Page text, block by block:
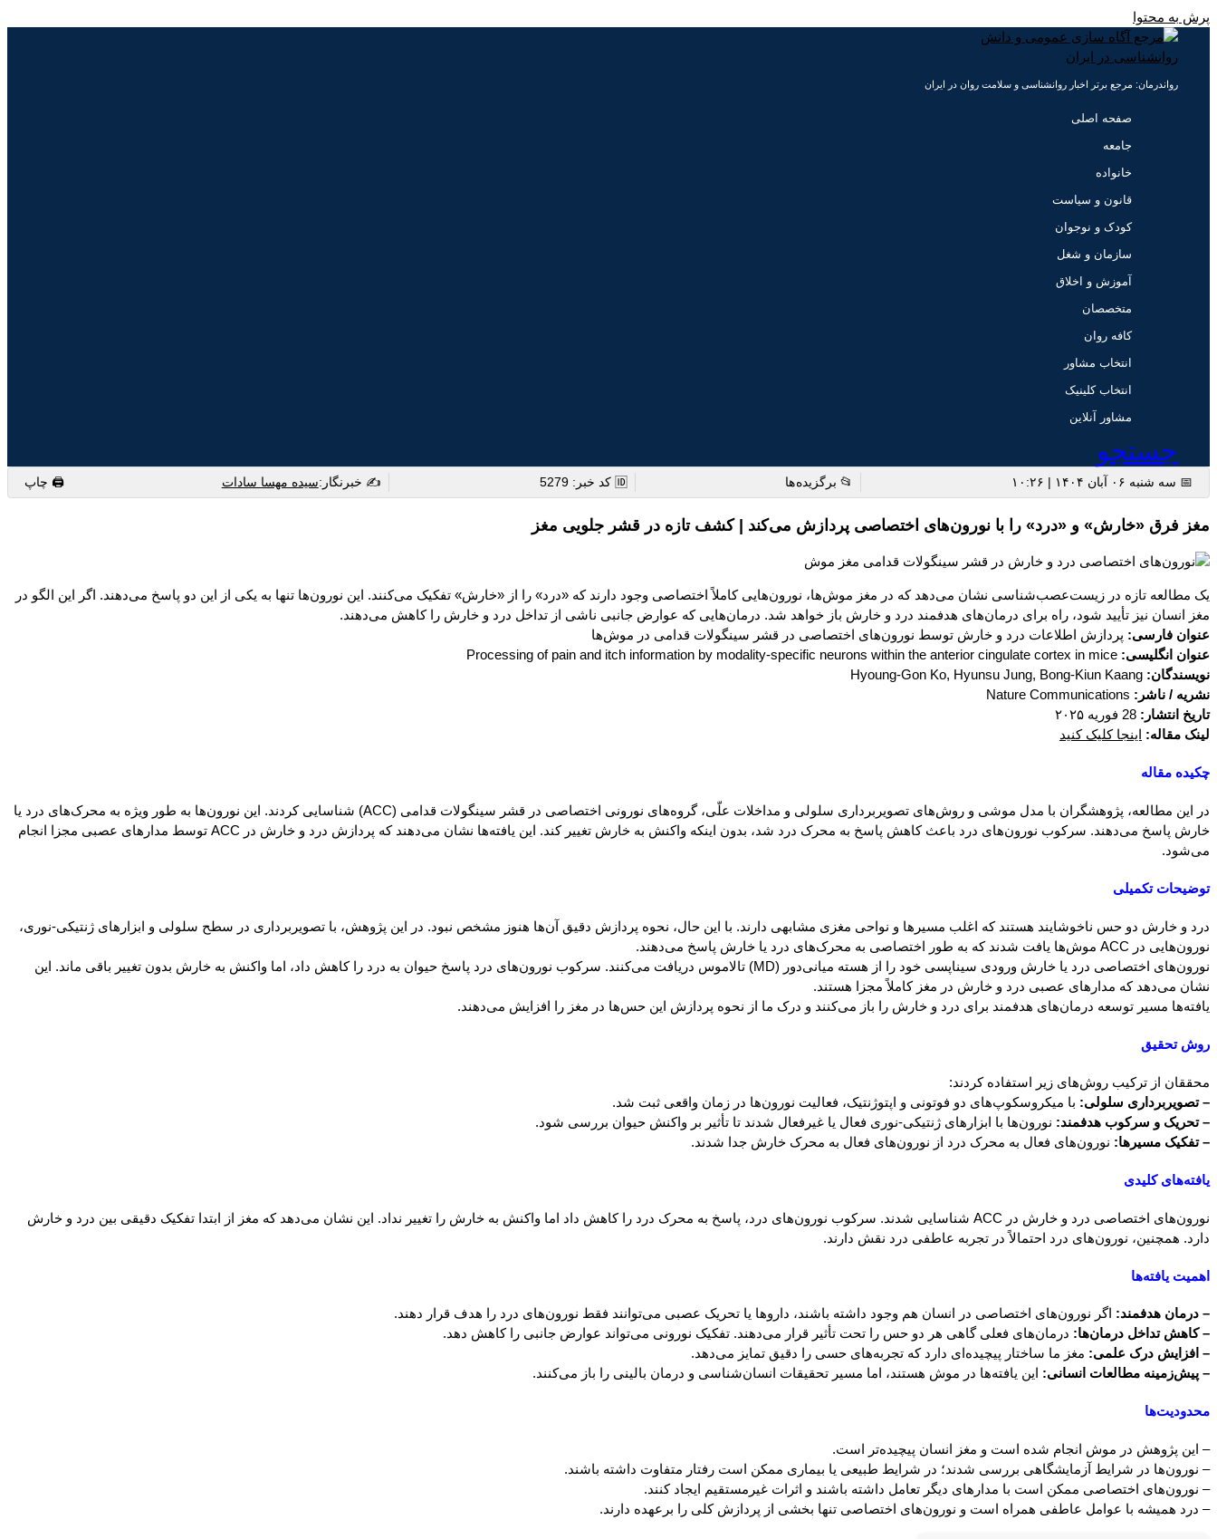
پرش به محتوا
رواندرمان: مرجع برتر اخبار روانشناسی و سلامت روان در ایران
صفحه اصلی
جامعه
خانواده
قانون و سیاست
کودک و نوجوان
سازمان و شغل
آموزش و اخلاق
متخصصان
کافه روان
انتخاب مشاور
انتخاب کلینیک
مشاور آنلاین
جستجو
📅 سه شنبه ۰۶ آبان ۱۴۰۴ | ۱۰:۲۶ 📂 برگزیده ها 🆔 کد خبر: 5279 ✍️ خبرنگار:سیده مهسا سادات 🖨 چاپ
مغز فرق «خارش» و «درد» را با نورون‌های اختصاصی پردازش می‌کند | کشف تازه در قشر جلویی مغز
یک مطالعه تازه در زیست‌عصب‌شناسی نشان می‌دهد که در مغز موش‌ها، نورون‌هایی کاملاً اختصاصی وجود دارند که «درد» را از «خارش» تفکیک می‌کنند. این نورون‌ها تنها به یکی از این دو پاسخ می‌دهند. اگر این الگو در
مغز انسان نیز تأیید شود، راه برای درمان‌های هدفمند درد و خارش باز خواهد شد. درمان‌هایی که عوارض جانبی ناشی از تداخل درد و خارش را کاهش می‌دهند.
عنوان فارسی: پردازش اطلاعات درد و خارش توسط نورون‌های اختصاصی در قشر سینگولات قدامی در موش‌ها
عنوان انگلیسی:
نویسندگان:
نشریه / ناشر:
تاریخ انتشار:
لینک مقاله: اینجا کلیک کنید
چکیده مقاله
در این مطالعه، پژوهشگران با مدل موشی و روش‌های تصویربرداری سلولی و مداخلات علّی، گروه‌های نورونی اختصاصی در قشر سینگولات قدامی (ACC) شناسایی کردند. این نورون‌ها به طور ویژه به محرک‌های درد یا
خارش پاسخ می‌دهند. سرکوب نورون‌های درد باعث کاهش پاسخ به محرک درد شد، بدون اینکه واکنش به خارش تغییر کند. این یافته‌ها نشان می‌دهند که پردازش درد و خارش در ACC توسط مدارهای عصبی مجزا انجام
می‌شود.
توضیحات تکمیلی
درد و خارش دو حس ناخوشایند هستند که اغلب مسیرها و نواحی مغزی مشابهی دارند. با این حال، نحوه پردازش دقیق آن‌ها هنوز مشخص نبود. در این پژوهش، با تصویربرداری در سطح سلولی و ابزارهای ژنتیکی-نوری،
نورون‌هایی در ACC موش‌ها یافت شدند که به طور اختصاصی به محرک‌های درد یا خارش پاسخ می‌دهند.
نورون‌های اختصاصی درد یا خارش ورودی سیناپسی خود را از هسته میانی‌دور (MD) تالاموس دریافت می‌کنند. سرکوب نورون‌های درد پاسخ حیوان به درد را کاهش داد، اما واکنش به خارش بدون تغییر باقی ماند. این
نشان می‌دهد که مدارهای عصبی درد و خارش در مغز کاملاً مجزا هستند.
یافته‌ها مسیر توسعه درمان‌های هدفمند برای درد و خارش را باز می‌کنند و درک ما از نحوه پردازش این حس‌ها در مغز را افزایش می‌دهند.
روش تحقیق
محققان از ترکیب روش‌های زیر استفاده کردند:
– تصویربرداری سلولی: با میکروسکوپ‌های دو فوتونی و اپتوژنتیک، فعالیت نورون‌ها در زمان واقعی ثبت شد.
– تحریک و سرکوب هدفمند: نورون‌ها با ابزارهای ژنتیکی-نوری فعال یا غیرفعال شدند تا تأثیر بر واکنش حیوان بررسی شود.
– تفکیک مسیرها: نورون‌های فعال به محرک درد از نورون‌های فعال به محرک خارش جدا شدند.
یافته‌های کلیدی
نورون‌های اختصاصی درد و خارش در ACC شناسایی شدند. سرکوب نورون‌های درد، پاسخ به محرک درد را کاهش داد اما واکنش به خارش را تغییر نداد. این نشان می‌دهد که مغز از ابتدا تفکیک دقیقی بین درد و خارش
دارد. همچنین، نورون‌های درد احتمالاً در تجربه عاطفی درد نقش دارند.
اهمیت یافته‌ها
– درمان هدفمند: اگر نورون‌های اختصاصی در انسان هم وجود داشته باشند، داروها یا تحریک عصبی می‌توانند فقط نورون‌های درد را هدف قرار دهند.
– کاهش تداخل درمان‌ها: درمان‌های فعلی گاهی هر دو حس را تحت تأثیر قرار می‌دهند. تفکیک نورونی می‌تواند عوارض جانبی را کاهش دهد.
– افزایش درک علمی: مغز ما ساختار پیچیده‌ای دارد که تجربه‌های حسی را دقیق تمایز می‌دهد.
– پیش‌زمینه مطالعات انسانی: این یافته‌ها در موش هستند، اما مسیر تحقیقات انسان‌شناسی و درمان بالینی را باز می‌کنند.
محدودیت‌ها
– این پژوهش در موش انجام شده است و مغز انسان پیچیده‌تر است.
– نورون‌ها در شرایط آزمایشگاهی بررسی شدند؛ در شرایط طبیعی یا بیماری ممکن است رفتار متفاوت داشته باشند.
– نورون‌های اختصاصی ممکن است با مدارهای دیگر تعامل داشته باشند و اثرات غیرمستقیم ایجاد کنند.
– درد همیشه با عوامل عاطفی همراه است و نورون‌های اختصاصی تنها بخشی از پردازش کلی را برعهده دارند.